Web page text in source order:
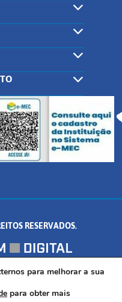
RESERVADOS.
FORMIGA/MG - CEP:
para melhorar a sua
para obter mais